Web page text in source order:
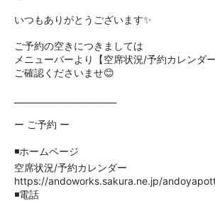
いつもありがとうございます✨
ご予約の空きにつきましては
メニューバーより
【空席状況/予約カレンダ
ご確認くださいませ😊
ー ご予約 ー
◾️ホームページ
空席状況/予約カレンダー
https://andoworks.sakura.ne.jp/
◾️電話